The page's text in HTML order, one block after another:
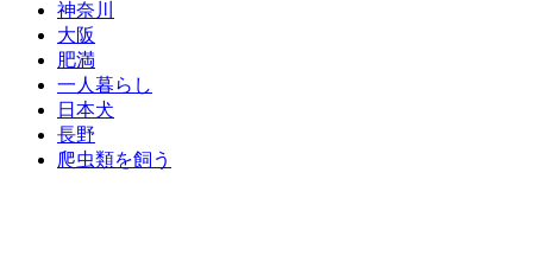
神奈川
大阪
肥満
一人暮らし
日本犬
長野
爬虫類を飼う